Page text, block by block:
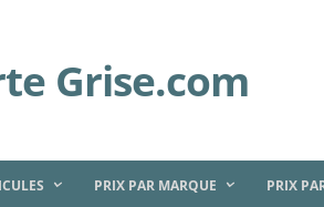
PRIX PAR MARQUE PRIX